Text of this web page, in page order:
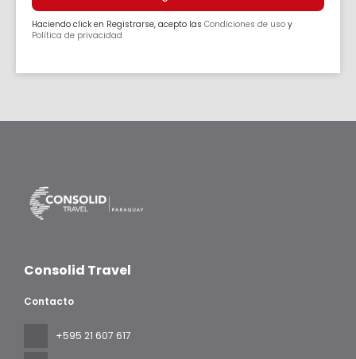
Haciendo click en Registrarse, acepto las Condiciones de uso y
Política de privacidad
Consolid Travel
Contacto
+595 21 607 617